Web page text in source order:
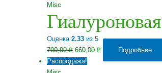
Misc
Оценка 2.33 из 5
700,00₽ Первоначальная
цена
660,00 ₽ Текущая
цена:
Подробнее
Распродажа!